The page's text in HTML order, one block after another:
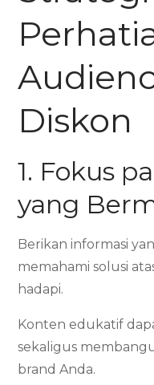
Diskon
1. Fokus
yang
Berikan informasi
memahami solusi
hadapi.
Konten edukatif
sekaligus
brand Anda.